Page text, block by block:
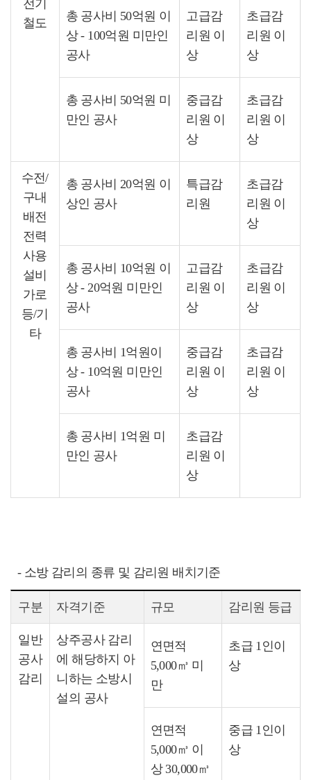
전기
철도
총 공사비 50억원 이
상 - 100억원 미만인
공사
고급감
리원 이
상
초급감
리원 이
상
총 공사비 50억원 미
만인 공사
중급감
리원 이
상
초급감
리원 이
상
수전/
구내
배전
전력
사용
설비
가로
등/기
타
총 공사비 20억원 이
상인 공사
특급감
리원
초급감
리원 이
상
총 공사비 10억원 이
상 - 20억원 미만인
공사
고급감
리원 이
상
초급감
리원 이
상
총 공사비 1억원이
상 - 10억원 미만인
공사
중급감
리원 이
상
초급감
리원 이
상
총 공사비 1억원 미
만인 공사
초급감
리원 이
상
- 소방 감리의 종류 및 감리원 배치기준
구분 자격기준 규모 감리원 등급
일반
공사
감리
상주공사 감리
에 해당하지 아
니하는 소방시
설의 공사
연면적
5,000㎥ 미
만
초급 1인이
상
연면적
5,000㎥ 이
상 30,000㎥
중급 1인이
상